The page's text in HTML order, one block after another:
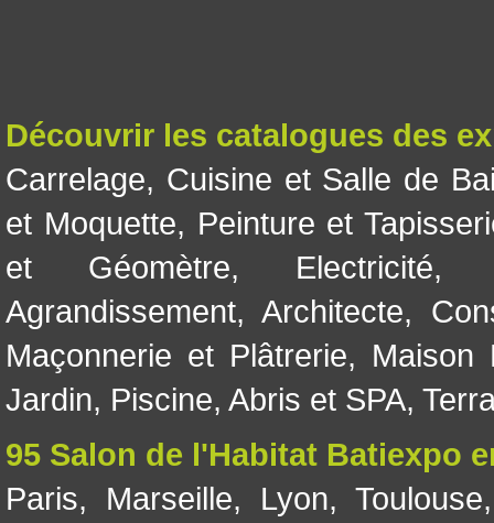
Découvrir les catalogues des
Carrelage, Cuisine et Salle de
et Moquette, Peinture et
et Géomètre, Electricité
Agrandissement, Architecte,
Maçonnerie et Plâtrerie, Maison
Jardin, Piscine, Abris et SPA,
95 Salon de l'Habitat Batiexpo
Paris, Marseille, Lyon, Toulouse